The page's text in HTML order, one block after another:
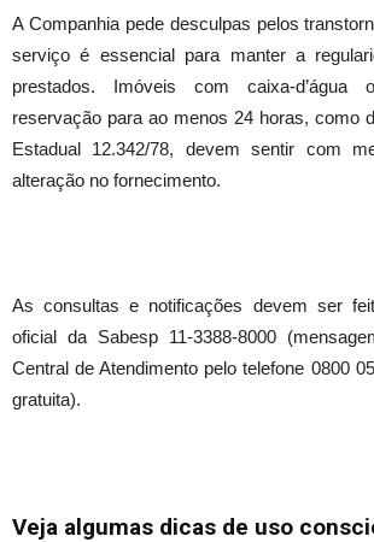
A Companhia pede desculpas pelos
serviço é essencial para manter a
prestados. Imóveis com caixa-d’água
reservação para ao menos 24 horas, como
Estadual 12.342/78, devem sentir com
alteração no fornecimento.
As consultas e notificações devem ser
oficial da Sabesp 11-3388-8000
Central de Atendimento pelo telefone 0800
gratuita).
Veja algumas dicas de uso